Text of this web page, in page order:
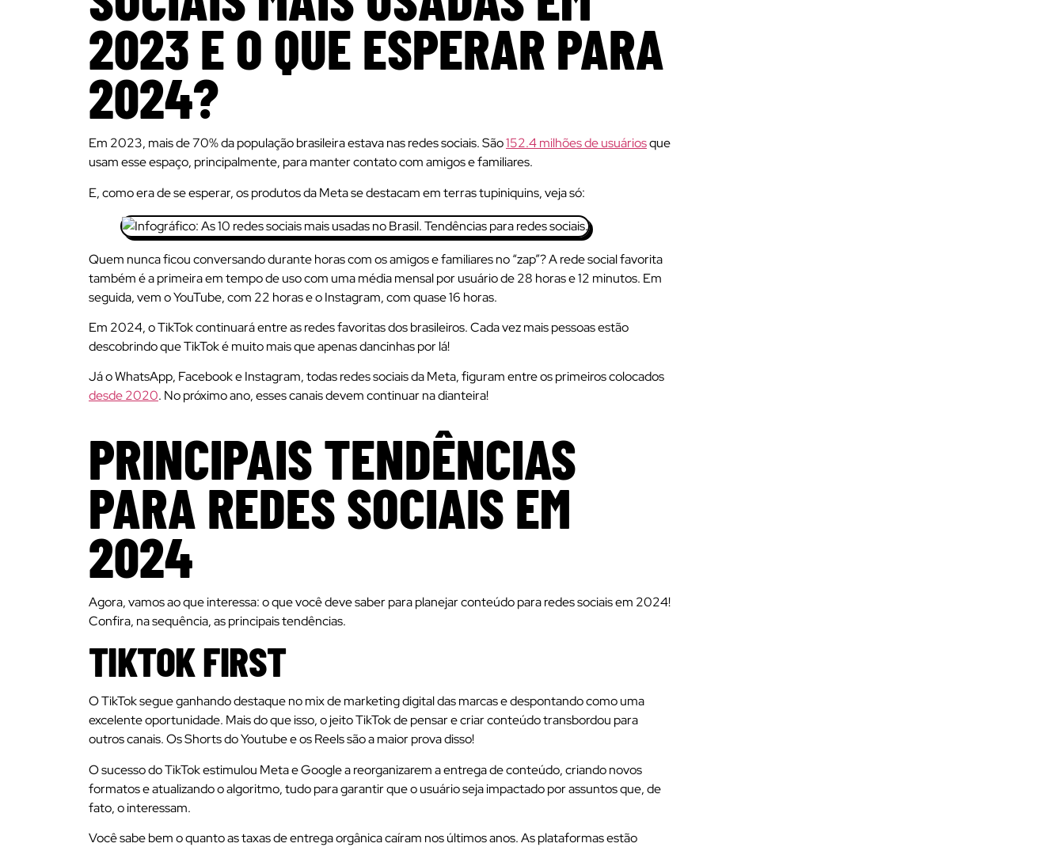
2023 E O QUE ESPERAR PARA
2024?
Em 2023, mais de 70% da população brasileira estava nas redes sociais. São152.4 milhões de usuáriosque
usam esse espaço, principalmente, para manter contato com amigos e familiares.
E, como era de se esperar, os produtos da Meta se destacam em terras tupiniquins, veja só:
Quem nunca ficou conversando durante horas com os amigos e familiares no “zap”? A rede social favorita
também é a primeira em tempo de uso com uma média mensal por usuário de 28 horas e 12 minutos. Em
seguida, vem o YouTube, com 22 horas e o Instagram, com quase 16 horas.
Em 2024, o TikTok continuará entre as redes favoritas dos brasileiros. Cada vez mais pessoas estão
descobrindo que TikTok é muito mais que apenas dancinhas por lá!
Já o WhatsApp, Facebook e Instagram, todas redes sociais da Meta, figuram entre os primeiros colocados
desde 2020. No próximo ano, esses canais devem continuar na dianteira!
PRINCIPAIS TENDÊNCIAS
PARA REDES SOCIAIS EM
2024
Agora, vamos ao que interessa: o que você deve saber para planejar conteúdo para redes sociais em 2024!
Confira, na sequência, as principais tendências.
TIKTOK FIRST
O TikTok segue ganhando destaque no mix de marketing digital das marcas e despontando como uma
excelente oportunidade. Mais do que isso, o jeito TikTok de pensar e criar conteúdo transbordou para
outros canais. Os Shorts do Youtube e os Reels são a maior prova disso!
O sucesso do TikTok estimulou Meta e Google a reorganizarem a entrega de conteúdo, criando novos
formatos e atualizando o algoritmo, tudo para garantir que o usuário seja impactado por assuntos que, de
fato, o interessam.
Você sabe bem o quanto as taxas de entrega orgânica caíram nos últimos anos. As plataformas estão